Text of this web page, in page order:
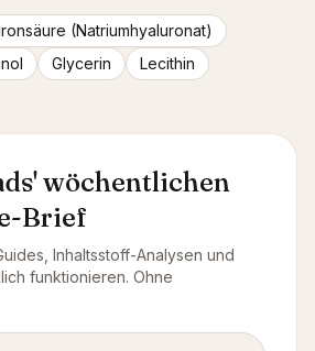
(Natriumhyaluronat)
Glycerin Lecithin
wöchentlichen
Brief
Inhaltsstoff-Analysen und
funktionieren. Ohne